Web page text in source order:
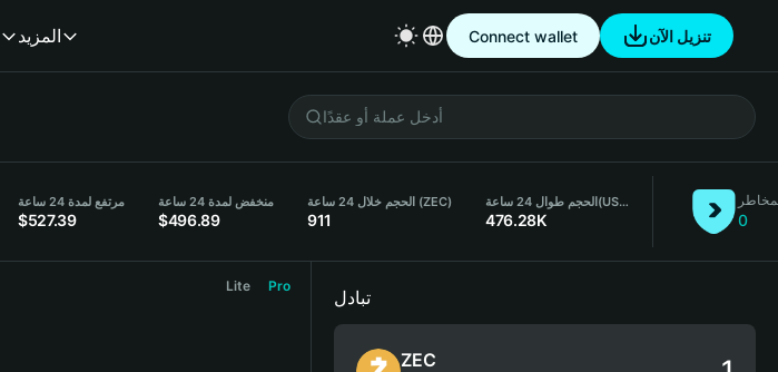
المزيد Connect wallet تنزيل الآن
مرتفع لمدة 24 ساعة
$527.39
منخفض لمدة 24 ساعة
$496.89
الحجم خلال 24 ساعة (ZEC)
911
الحجم طوال 24 ساعة(USDT)
476.28K 0
Lite Pro
تبادل
ZEC